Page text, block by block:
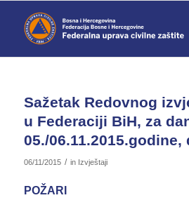
Sažetak Redovnog
u Federaciji BiH, za
05./06.11.2015.godine,
06/11/2015 / in Izvještaji
POŽARI